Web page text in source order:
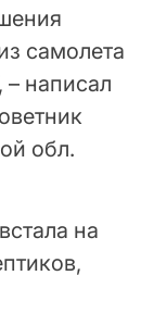
самолета
– написал
обл.
на